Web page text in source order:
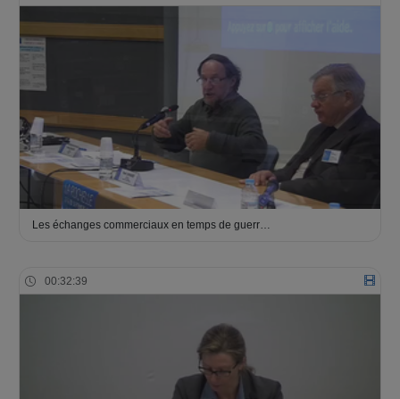
Les échanges commerciaux en temps de guerr…
00:32:39